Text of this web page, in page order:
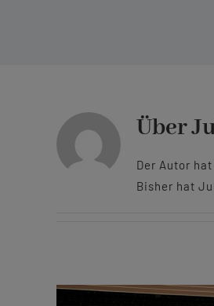
Über
Der Autor
Bisher hat